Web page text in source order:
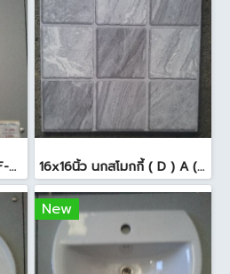
อ่างล้างหน้าใต้เคาน์เตอร์ TF-0458 สีขาว 16x16นิ้ว นกสโมกกี้ ( D ) A (Pack6)
New